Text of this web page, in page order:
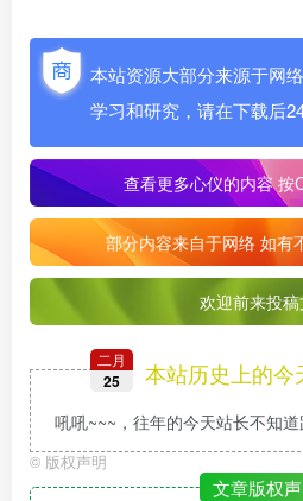
本站资源大部分来源于网
学习和研究，请在下载后
查看更多心仪的内容按
部分内容来自于网络 如有
欢迎前来投
二月
25 本站历史上的今
吼吼~~~，往年的今天站长不知
© 版权声明
文章版权